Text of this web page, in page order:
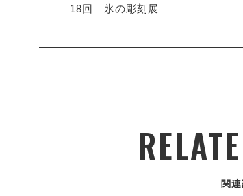
18回 氷の彫刻展
関